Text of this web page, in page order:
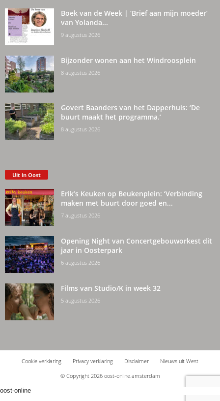
Boek van de Week | ‘Brief aan mijn moeder’
van Yolanda...
9 augustus 2026
Bijzonder wonen aan het Windroosplein
8 augustus 2026
Govert Baanders van het Dapperhuis: ‘De
buurt maakt het programma.’
8 augustus 2026
Uit in Oost
Erik’s Keuken op Beukenplein: ‘Verbinding
maken met buurt door goed en...
7 augustus 2026
Opening Night van Concertgebouworkest dit
jaar in Oosterpark
6 augustus 2026
Films van Studio/K in week 32
5 augustus 2026
Cookie verklaring Privacy verklaring Disclaimer
Nieuws uit West
© Copyright 2026 oost-online.amsterdam
oost-online